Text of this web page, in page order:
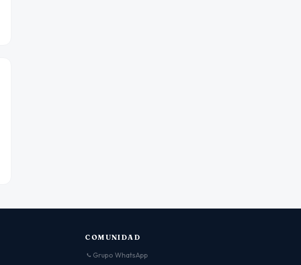
COMUNIDAD
Grupo WhatsApp